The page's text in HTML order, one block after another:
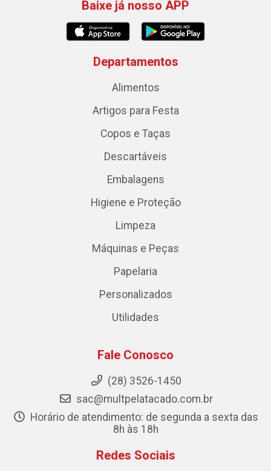
Baixe já nosso APP
Departamentos
Alimentos
Artigos para Festa
Copos e Taças
Descartáveis
Embalagens
Higiene e Proteção
Limpeza
Máquinas e Peças
Papelaria
Personalizados
Utilidades
Fale Conosco
(28) 3526-1450
sac@multpelatacado.com.br
Horário de atendimento: de segunda a sexta das
8h às 18h
Redes Sociais